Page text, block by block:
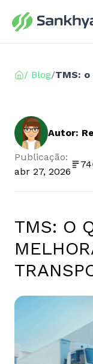
/ Blog/
Autor:
Publicação:
abr 27, 2026
74
TMS: O